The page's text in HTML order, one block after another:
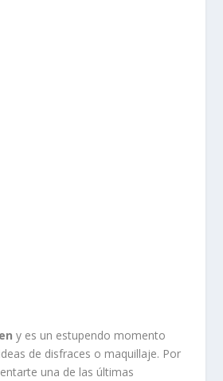
y es un estupendo momento
de disfraces o maquillaje. Por
una de las últimas